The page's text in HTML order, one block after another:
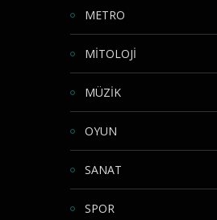
METRO
MİTOLOJİ
MÜZİK
OYUN
SANAT
SPOR